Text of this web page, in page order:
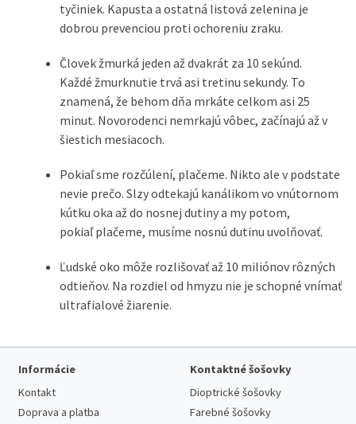
tyčiniek. Kapusta a ostatná listová zelenina je
dobrou prevenciou proti ochoreniu zraku.
Človek žmurká jeden až dvakrát za 10 sekúnd.
Každé žmurknutie trvá asi tretinu sekundy. To
znamená, že behom dňa mrkáte celkom asi 25
minut. Novorodenci nemrkajú vôbec, začínajú až v
šiestich mesiacoch.
Pokiaľ sme rozčúlení, plačeme. Nikto ale v podstate
nevie prečo. Slzy odtekajú kanálikom vo vnútornom
kútku oka až do nosnej dutiny a my potom,
pokiaľ plačeme, musíme nosnú dutinu uvolňovať.
Ľudské oko môže rozlišovať až 10 miliónov rôzných
odtieňov. Na rozdiel od hmyzu nie je schopné vnímať
ultrafialové žiarenie.
Informácie
Kontakt
Doprava a platba
Kontaktné šošovky
Dioptrické šošovky
Farebné šošovky